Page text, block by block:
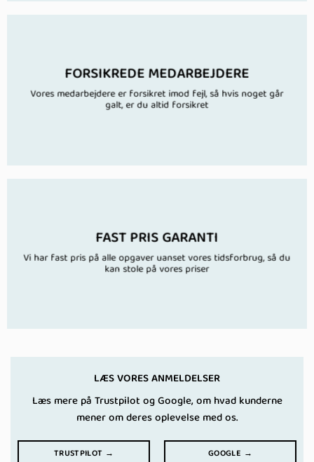
FORSIKREDE MEDARBEJDERE
Vores medarbejdere er forsikret imod fejl, så hvis noget går
galt, er du altid forsikret
FAST PRIS GARANTI
Vi har fast pris på alle opgaver uanset vores tidsforbrug, så du
kan stole på vores priser
LÆS VORES ANMELDELSER
Læs mere på Trustpilot og Google, om hvad kunderne
mener om deres oplevelse med os.
TRUSTPILOT → GOOGLE →